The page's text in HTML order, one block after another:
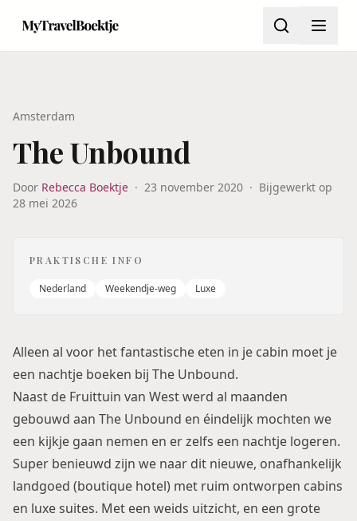
Amsterdam
The Unbound
Door Rebecca Boektje · 23 november 2020 · Bijgewerkt op
28 mei 2026
PRAKTISCHE INFO
Nederland Weekendje-weg Luxe
Alleen al voor het fantastische eten in je cabin moet je
een nachtje boeken bij The Unbound.
Naast de Fruittuin van Westwerd al maanden
gebouwd aan The Unbound en éindelijk mochten we
een kijkje gaan nemen en er zelfs een nachtje logeren.
Super benieuwd zijn we naar dit nieuwe, onafhankelijk
landgoed (boutique hotel) met ruim ontworpen cabins
en luxe suites. Met een weids uitzicht, en een grote